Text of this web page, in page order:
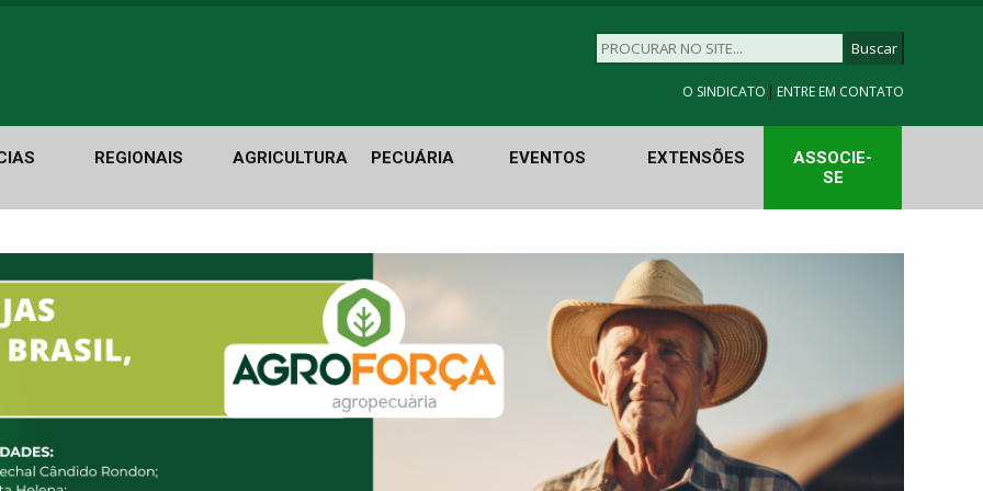
O SINDICATO | ENTRE EM CONTATO
REGIONAIS AGRICULTURA PECUÁRIA EVENTOS EXTENSÕES
ASSOCIE-
SE